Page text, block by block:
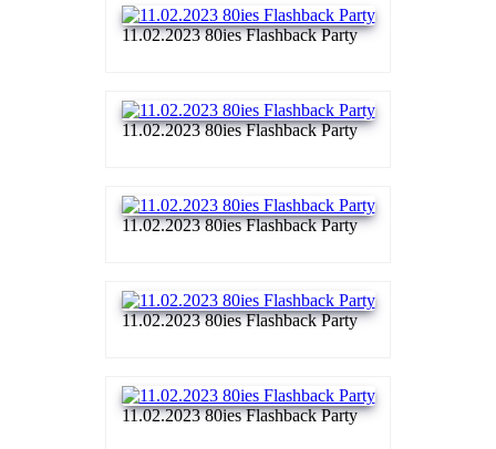
11.02.2023 80ies Flashback Party
11.02.2023 80ies Flashback Party
11.02.2023 80ies Flashback Party
11.02.2023 80ies Flashback Party
11.02.2023 80ies Flashback Party